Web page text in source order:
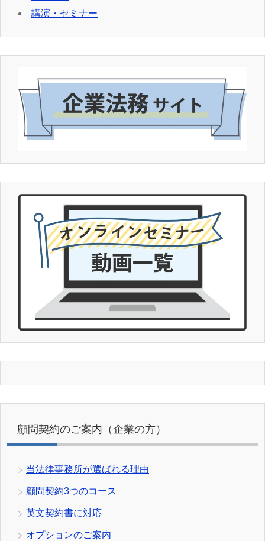
講演・セミナー
顧問契約のご案内（企業の方）
当法律事務所が選ばれる理由
顧問契約3つのコース
英文契約書に対応
オプションのご案内